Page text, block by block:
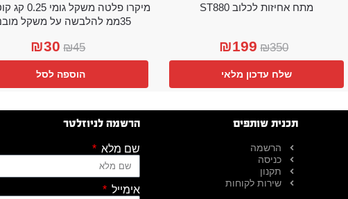
מתח אחיזות לכלוב ST880
₪350
₪199
שלח עדכון מלאי
מיקרו פלטה
35ממ להלבשה על משקל מובנה
₪45
₪30
הוספה לסל
תכנית שותפים
הרשמה
כניסה
תקנון
שירות לקוחות
הרשמה לניוזלטר
שם מלא
אימייל